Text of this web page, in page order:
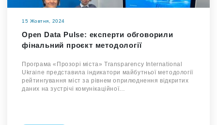
15 Жовтня, 2024
Open Data Pulse: експерти обговорили
фінальний проєкт методології
Програма «Прозорі міста» Transparency International
Ukraine представила індикатори майбутньої методології
рейтингування міст за рівнем оприлюднення відкритих
даних на зустрічі комунікаційної…